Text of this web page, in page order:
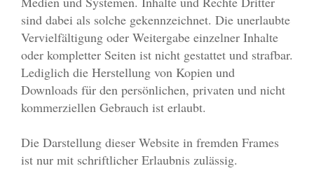
sind dabei als solche gekennzeichnet. Die unerlaubte
Vervielfältigung oder Weitergabe einzelner Inhalte
oder kompletter Seiten ist nicht gestattet und strafbar.
Lediglich die Herstellung von Kopien und
Downloads für den persönlichen, privaten und nicht
kommerziellen Gebrauch ist erlaubt.
Die Darstellung dieser Website in fremden Frames
ist nur mit schriftlicher Erlaubnis zulässig.